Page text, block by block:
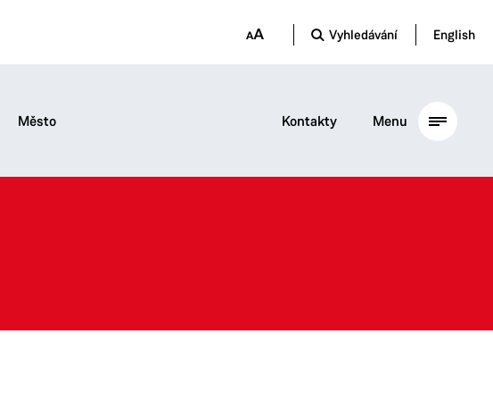
Vyhledávání English
Město Kontakty Menu